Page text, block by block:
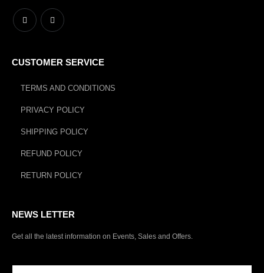
CUSTOMER SERVICE
TERMS AND CONDITIONS
PRIVACY POLICY
SHIPPING POLICY
REFUND POLICY
RETURN POLICY
NEWS LETTER
Get all the latest information on Events, Sales and Offers.